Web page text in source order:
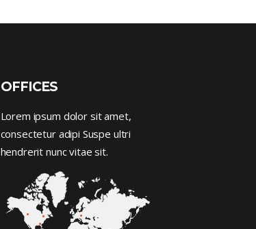
OFFICES
Lorem ipsum dolor sit amet,
consectetur adipi Suspe ultri
hendrerit nunc vitae sit.